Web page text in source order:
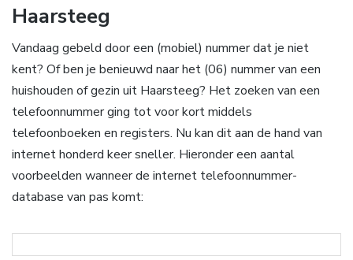
Haarsteeg
Vandaag gebeld door een (mobiel) nummer dat je niet
kent? Of ben je benieuwd naar het (06) nummer van een
huishouden of gezin uit Haarsteeg? Het zoeken van een
telefoonnummer ging tot voor kort middels
telefoonboeken en registers. Nu kan dit aan de hand van
internet honderd keer sneller. Hieronder een aantal
voorbeelden wanneer de internet telefoonnummer-
database van pas komt: